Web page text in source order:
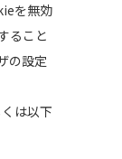
を無効
ること
の設定
は以下